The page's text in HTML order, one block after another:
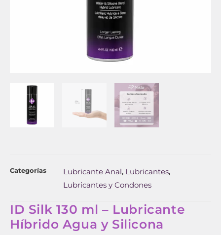
Categorías Lubricante Anal, Lubricantes,
Lubricantes y Condones
ID Silk 130 ml – Lubricante
Híbrido Agua y Silicona